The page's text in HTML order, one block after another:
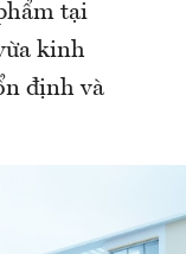
tại
kinh
định và